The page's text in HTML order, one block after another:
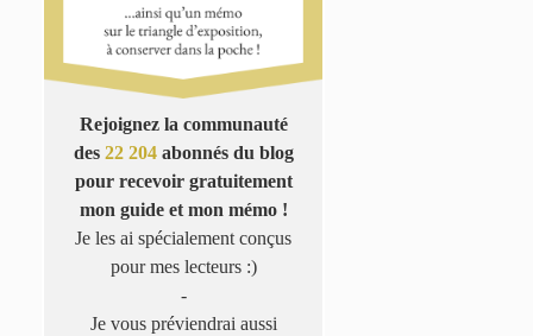
Rejoignez la communauté
des 22 204abonnés du blog
pour recevoir gratuitement
mon guide et mon mémo !
Je les ai spécialement conçus
pour mes lecteurs :)
-
Je vous préviendrai aussi